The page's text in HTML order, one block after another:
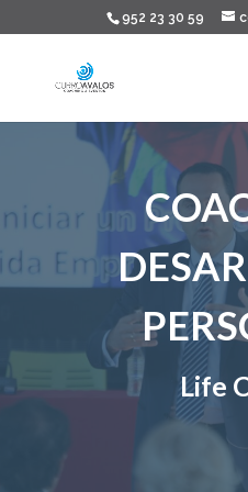
952 23 30 59
Life